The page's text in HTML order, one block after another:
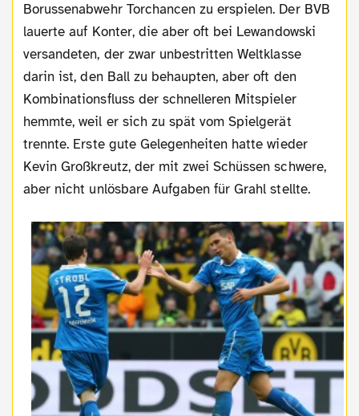
Borussenabwehr Torchancen zu erspielen. Der BVB
lauerte auf Konter, die aber oft bei Lewandowski
versandeten, der zwar unbestritten Weltklasse
darin ist, den Ball zu behaupten, aber oft den
Kombinationsfluss der schnelleren Mitspieler
hemmte, weil er sich zu spät vom Spielgerät
trennte. Erste gute Gelegenheiten hatte wieder
Kevin Großkreutz, der mit zwei Schüssen schwere,
aber nicht unlösbare Aufgaben für Grahl stellte.